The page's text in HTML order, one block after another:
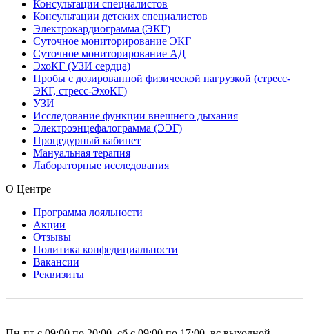
Консультации специалистов
Консультации детских специалистов
Электрокардиограмма (ЭКГ)
Суточное мониторирование ЭКГ
Суточное мониторирование АД
ЭхоКГ (УЗИ сердца)
Пробы с дозированной физической нагрузкой (стресс-
ЭКГ, стресс-ЭхоКГ)
УЗИ
Исследование функции внешнего дыхания
Электроэнцефалограмма (ЭЭГ)
Процедурный кабинет
Мануальная терапия
Лабораторные исследования
О Центре
Программа лояльности
Акции
Отзывы
Политика конфедициальности
Вакансии
Реквизиты